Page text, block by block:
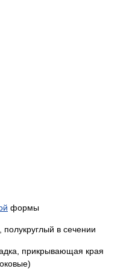
формы
, полукруглый в сечении
прикрывающая края